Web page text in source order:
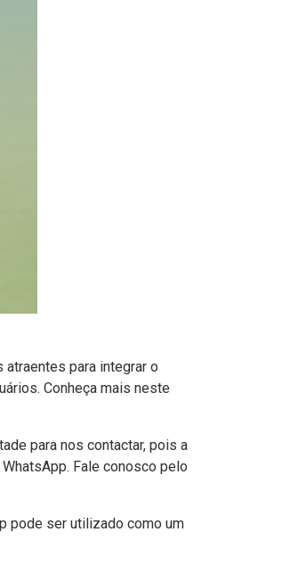
para integrar o
Conheça mais neste
para nos contactar, pois a
Fale conosco pelo
pode ser utilizado como um